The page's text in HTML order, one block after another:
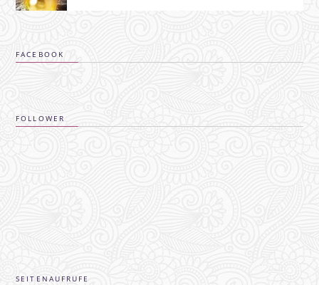
FACEBOOK
FOLLOWER
SEITENAUFRUFE